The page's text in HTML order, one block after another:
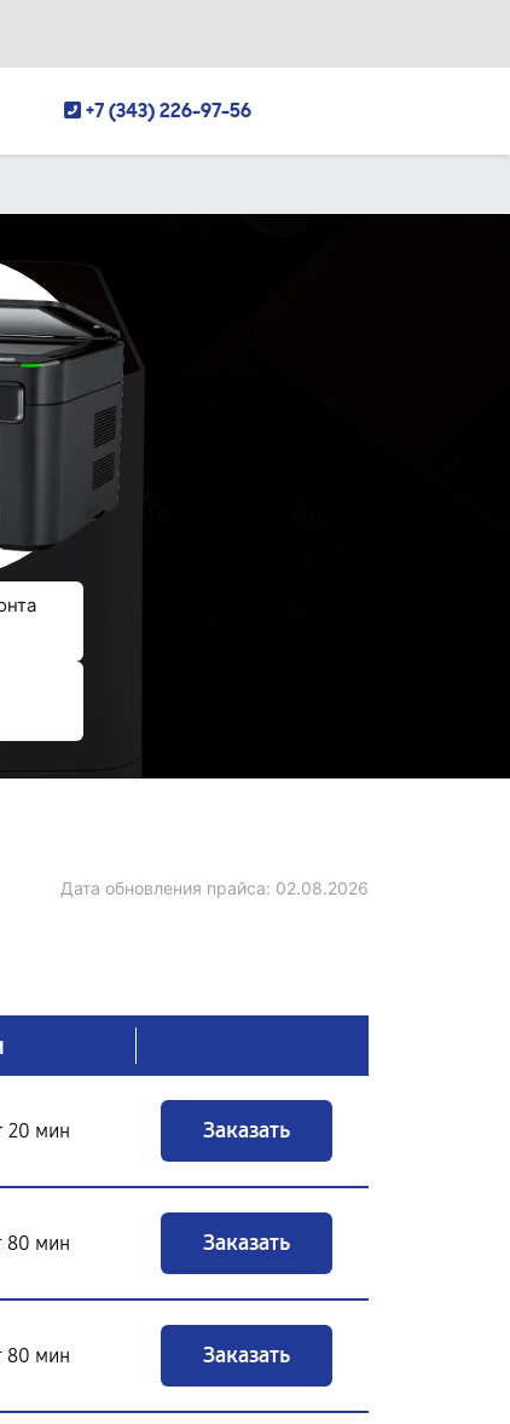
+7 (343) 226-97-56
Дата обновления прайса: 02.08.2026
20 мин Заказать
80 мин Заказать
80 мин Заказать